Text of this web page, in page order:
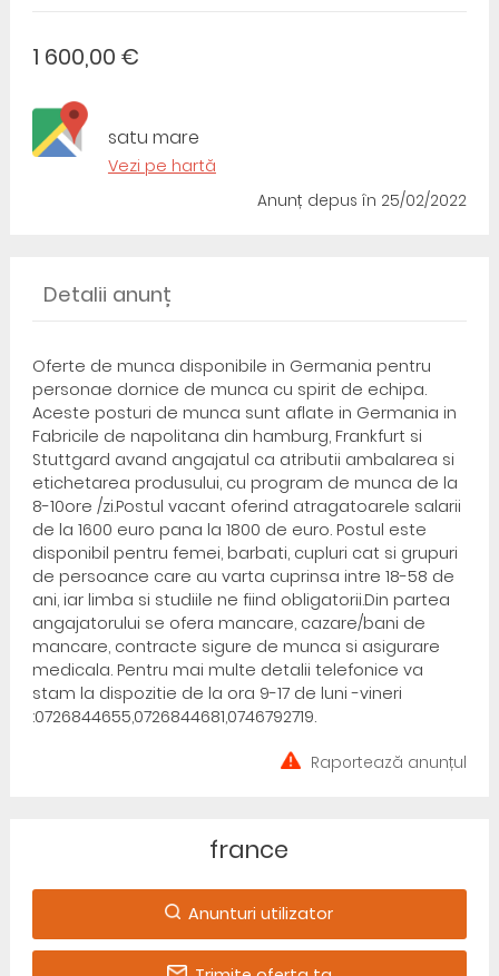
1 600,00 €
satu mare
Vezi pe hartă
Anunț depusîn 25/02/2022
Detalii anunț
Oferte de munca disponibile in Germania pentru
personae dornice de munca cu spirit de echipa.
Aceste posturi de munca sunt aflate in Germania in
Fabricile de napolitana din hamburg, Frankfurt si
Stuttgard avand angajatul ca atributii ambalarea si
etichetarea produsului, cu program de munca de la
8-10ore /zi.Postul vacant oferind atragatoarele salarii
de la 1600 euro pana la 1800 de euro. Postul este
disponibil pentru femei, barbati, cupluri cat si grupuri
de persoance care au varta cuprinsa intre 18-58 de
ani, iar limba si studiile ne fiind obligatorii.Din partea
angajatorului se ofera mancare, cazare/bani de
mancare, contracte sigure de munca si asigurare
medicala. Pentru mai multe detalii telefonice va
stam la dispozitie de la ora 9-17 de luni -vineri
:0726844655,0726844681,0746792719.
Raportează anunțul
france
Anunturi utilizator